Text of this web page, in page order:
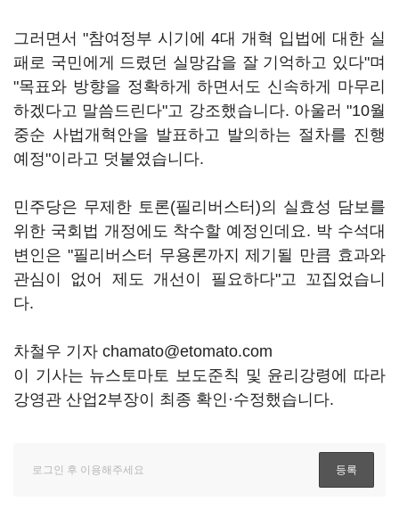
그러면서 "참여정부 시기에 4대 개혁 입법에 대한 실
패로 국민에게 드렸던 실망감을 잘 기억하고 있다"며
"목표와 방향을 정확하게 하면서도 신속하게 마무리
하겠다고 말씀드린다"고 강조했습니다. 아울러 "10월
중순 사법개혁안을 발표하고 발의하는 절차를 진행
예정"이라고 덧붙였습니다.
민주당은 무제한 토론(필리버스터)의 실효성 담보를
위한 국회법 개정에도 착수할 예정인데요. 박 수석대
변인은 "필리버스터 무용론까지 제기될 만큼 효과와
관심이 없어 제도 개선이 필요하다"고 꼬집었습니
다.
차철우 기자 chamato@etomato.com
이 기사는 뉴스토마토 보도준칙 및 윤리강령에 따라
강영관 산업2부장이 최종 확인·수정했습니다.